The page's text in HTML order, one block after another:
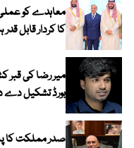
معاہدے کو
کا کردار قابل
میر رضا کی قبر
بورڈ تشکیل دے
صدر مملکت کا